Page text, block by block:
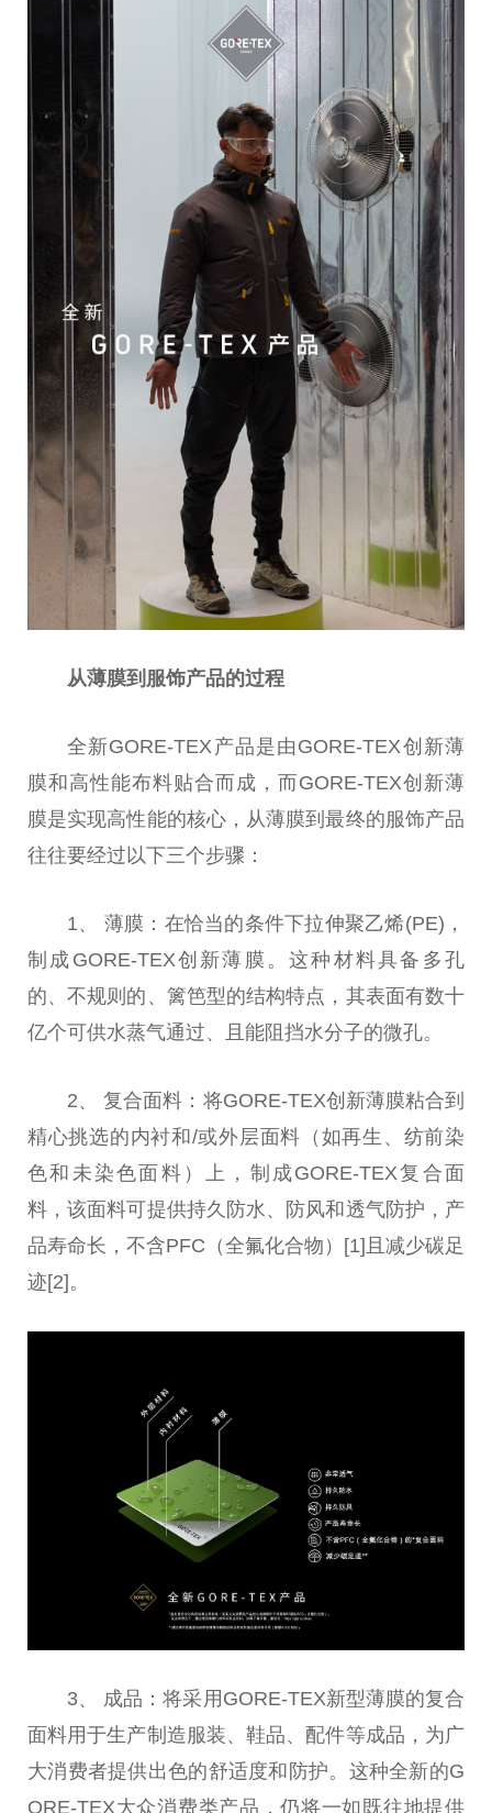
从薄膜到服饰产品的过程
全新GORE-TEX产品是由GORE-TEX创新薄
膜和高性能布料贴合而成，而GORE-TEX创新薄
膜是实现高性能的核心，从薄膜到最终的服饰产品
往往要经过以下三个步骤：
1、 薄膜：在恰当的条件下拉伸聚乙烯(PE)，
制成GORE-TEX创新薄膜。这种材料具备多孔
的、不规则的、篱笆型的结构特点，其表面有数十
亿个可供水蒸气通过、且能阻挡水分子的微孔。
2、 复合面料：将GORE-TEX创新薄膜粘合到
精心挑选的内衬和/或外层面料（如再生、纺前染
色和未染色面料）上，制成GORE-TEX复合面
料，该面料可提供持久防水、防风和透气防护，产
品寿命长，不含PFC（全氟化合物）[1]且减少碳足
迹[2]。
3、 成品：将采用GORE-TEX新型薄膜的复合
面料用于生产制造服装、鞋品、配件等成品，为广
大消费者提供出色的舒适度和防护。这种全新的G
ORE-TEX大众消费类产品，仍将一如既往地提供